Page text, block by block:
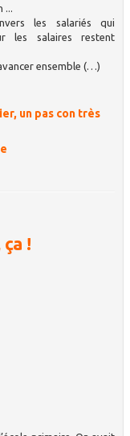
...
les salariés qui
les salaires restent
ensemble (…)
un pas con très
!